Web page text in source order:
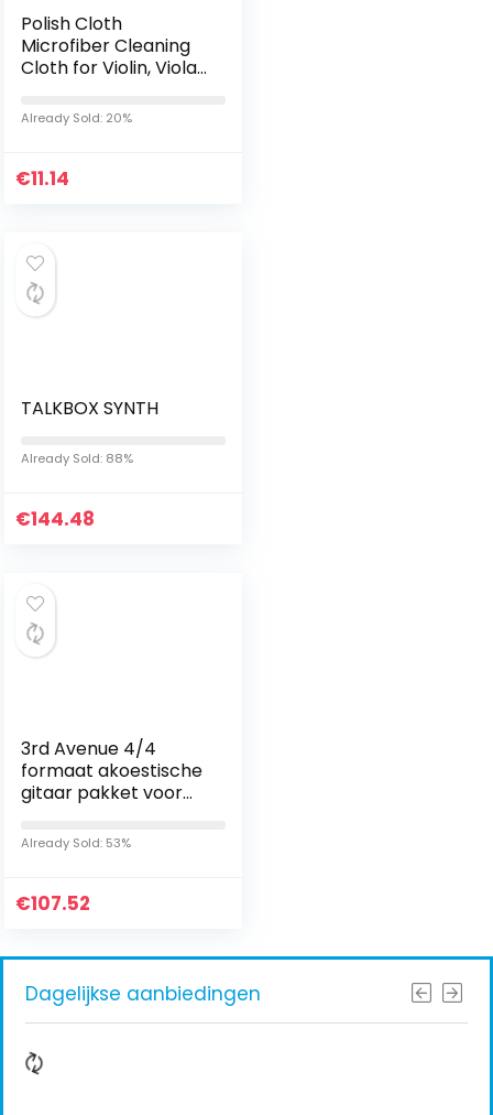
Polish Cloth
Microfiber Cleaning
Cloth for Violin, Viola,
Piano
Already Sold: 20%
€11.14
TALKBOX SYNTH
Already Sold: 88%
€144.48
3rd Avenue 4/4
formaat akoestische
gitaar pakket voor
plectrums,
reservesnaren,
Already Sold: 53%
€107.52
Dagelijkse aanbiedingen